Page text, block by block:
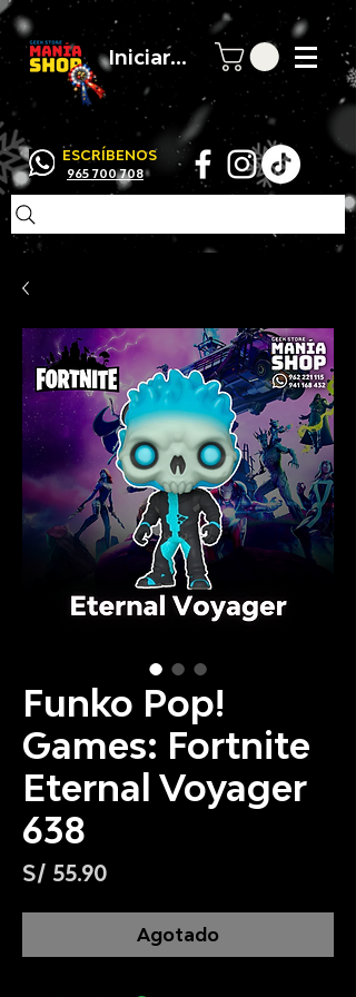
Iniciar sesión
ESCRÍBENOS
965 700 708
Funko Pop!
Games: Fortnite
Eternal Voyager
638
S/ 55.90Precio
Agotado